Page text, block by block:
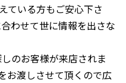
ている方もご安心下さ
わせて世に情報を出さな
のお客様が来店されま
お渡しさせて頂くので広